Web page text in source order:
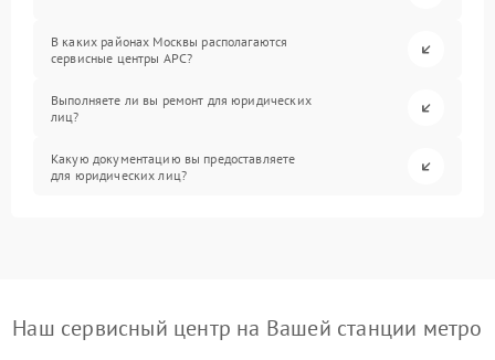
В каких районах Москвы располагаются
сервисные центры APC?
Выполняете ли вы ремонт для юридических
лиц?
Какую документацию вы предоставляете
для юридических лиц?
Наш сервисный центр на Вашей станции метро